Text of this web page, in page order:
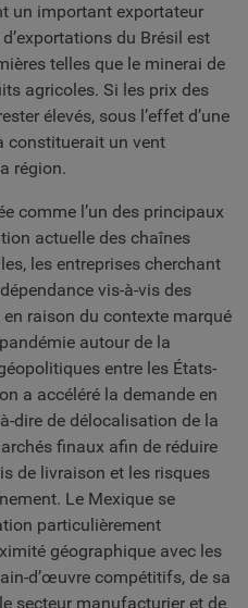
un important exportateur
du Brésil est
telles que le minerai de
agricoles. Si les prix des
élevés, sous l’effet d’une
constituerait un vent
région.
comme l’un des principaux
actuelle des chaînes
les entreprises cherchant
vis-à-vis des
raison du contexte marqué
autour de la
entre les États-
a accéléré la demande en
dire de délocalisation de la
finaux afin de réduire
de livraison et les risques
Le Mexique se
particulièrement
géographique avec les
d’œuvre compétitifs, de sa
secteur manufacturier et de